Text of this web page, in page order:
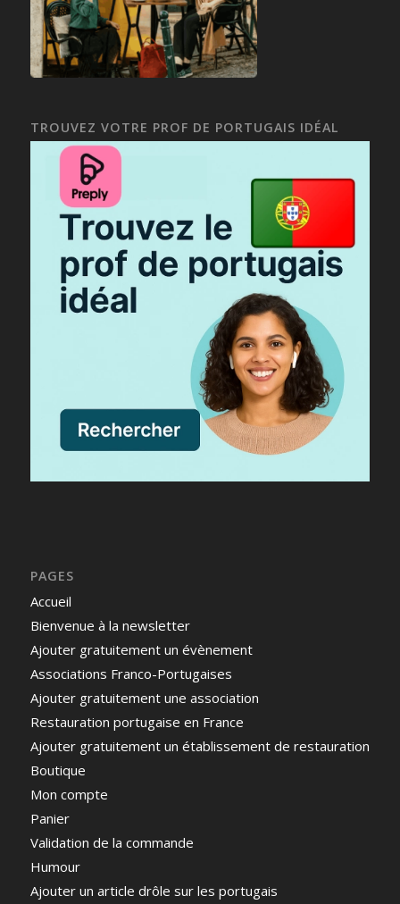
TROUVEZ VOTRE PROF DE PORTUGAIS IDÉAL
PAGES
Accueil
Bienvenue à la newsletter
Ajouter gratuitement un évènement
Associations Franco-Portugaises
Ajouter gratuitement une association
Restauration portugaise en France
Ajouter gratuitement un établissement de restauration
Boutique
Mon compte
Panier
Validation de la commande
Humour
Ajouter un article drôle sur les portugais